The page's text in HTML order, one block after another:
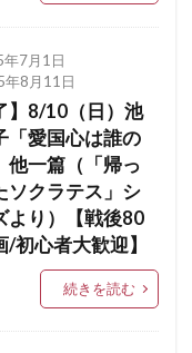
7月1日
年8月11日
】8/10（日）池
「愛国心は誰の
他一篇（「帰っ
ソクラテス」シ
より）【戦後80
/初心者大歓迎】
続きを読む